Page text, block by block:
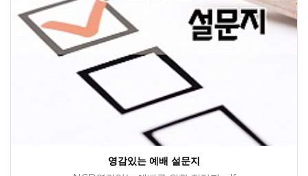
영감있는 예배 설문지